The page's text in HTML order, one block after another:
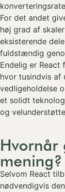
For det andet
høj grad af
eksisterende
fuldstændig
Endelig er
hvor tusindvis af
vedligeholdelse
et solidt
og
Hvornår
mening?
Selvom React
nødvendigvis